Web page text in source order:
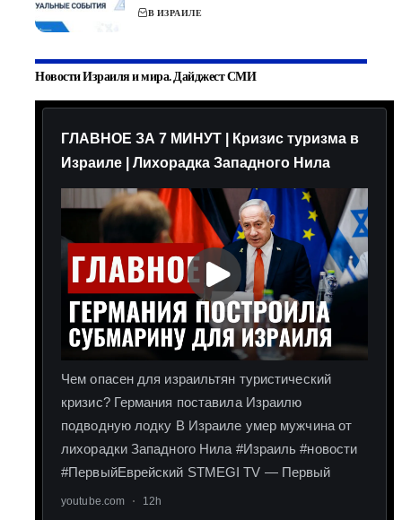
В ИЗРАИЛЕ
Новости Израиля и мира. Дайджест СМИ